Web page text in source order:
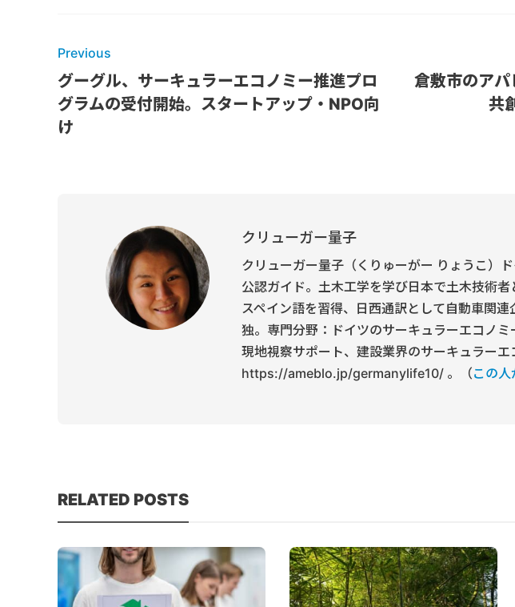
Previous
グーグル、サーキュラーエコノミー推進プロ
グラムの受付開始。スタートアップ・NPO向
け
倉敷市のアパ
共
クリューガー量子
クリューガー量子（くりゅーがー りょうこ）
公認ガイド。土木工学を学び日本で土木技術
スペイン語を習得、日西通訳として自動車関
独。専門分野：ドイツのサーキュラーエコノ
現地視察サポート、建設業界のサーキュラーエ
https://ameblo.jp/germanylife10/ 。（この
RELATED POSTS